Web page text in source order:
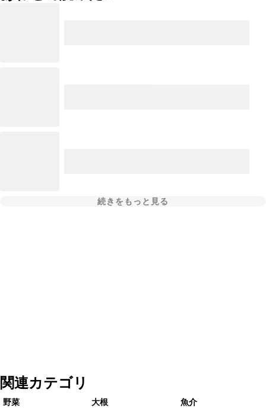
続きをもっと見る
関連カテゴリ
野菜 大根 魚介